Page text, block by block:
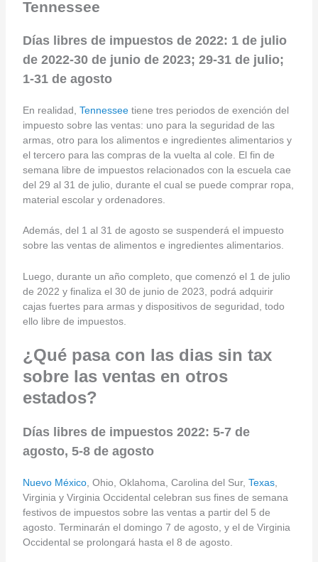
Tennessee
Días libres de impuestos de 2022: 1 de julio
de 2022-30 de junio de 2023; 29-31 de julio;
1-31 de agosto
En realidad, Tennesseetiene tres periodos de exención del
impuesto sobre las ventas: uno para la seguridad de las
armas, otro para los alimentos e ingredientes alimentarios y
el tercero para las compras de la vuelta al cole. El fin de
semana libre de impuestos relacionados con la escuela cae
del 29 al 31 de julio, durante el cual se puede comprar ropa,
material escolar y ordenadores.
Además, del 1 al 31 de agosto se suspenderá el impuesto
sobre las ventas de alimentos e ingredientes alimentarios.
Luego, durante un año completo, que comenzó el 1 de julio
de 2022 y finaliza el 30 de junio de 2023, podrá adquirir
cajas fuertes para armas y dispositivos de seguridad, todo
ello libre de impuestos.
¿Qué pasa con las dias sin tax
sobre las ventas en otros
estados?
Días libres de impuestos 2022: 5-7 de
agosto, 5-8 de agosto
Nuevo México, Ohio, Oklahoma, Carolina del Sur, Texas,
Virginia y Virginia Occidental celebran sus fines de semana
festivos de impuestos sobre las ventas a partir del 5 de
agosto. Terminarán el domingo 7 de agosto, y el de Virginia
Occidental se prolongará hasta el 8 de agosto.